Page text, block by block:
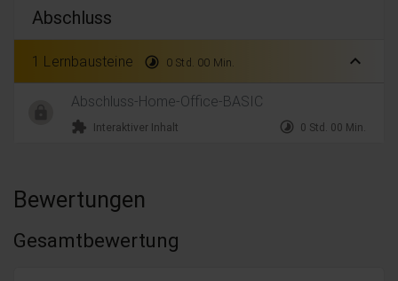
Abschluss
1 Lernbausteine timelapse 0 Std. 00 Min. expand_less
Abschluss-Home-Office-BASIC
extension Interaktiver Inhalt timelapse 0 Std. 00 Min.
Bewertungen
Gesamtbewertung